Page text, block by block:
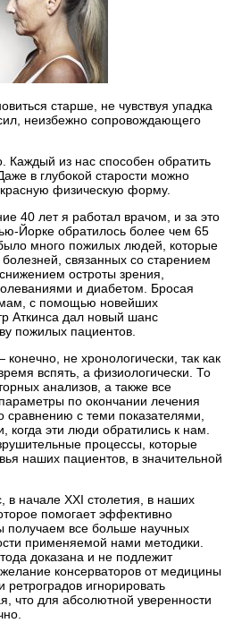
старше, не чувствуя упадка
неизбежно сопровождающего
Каждый из нас способен обратить
в глубокой старости можно
физическую форму.
40 лет я работал врачом, и за это
Йорке обратилось более чем 65
много пожилых людей, которые
связанных со старением
остроты зрения,
и диабетом. Бросая
с помощью новейших
Аткинса дал новый шанс
пожилых пациентов.
не хронологически, так как
вспять, а физиологически. То
анализов, а также все
по окончании лечения
сравнению с теми показателями,
когда эти люди обратились к нам.
процессы, которые
наших пациентов, в значительной
в начале XXI столетия, в наших
помогает эффективно
получаем все больше научных
применяемой нами методики.
доказана и не подлежит
консерваторов от медицины
ретроградов игнорировать
что для абсолютной уверенности